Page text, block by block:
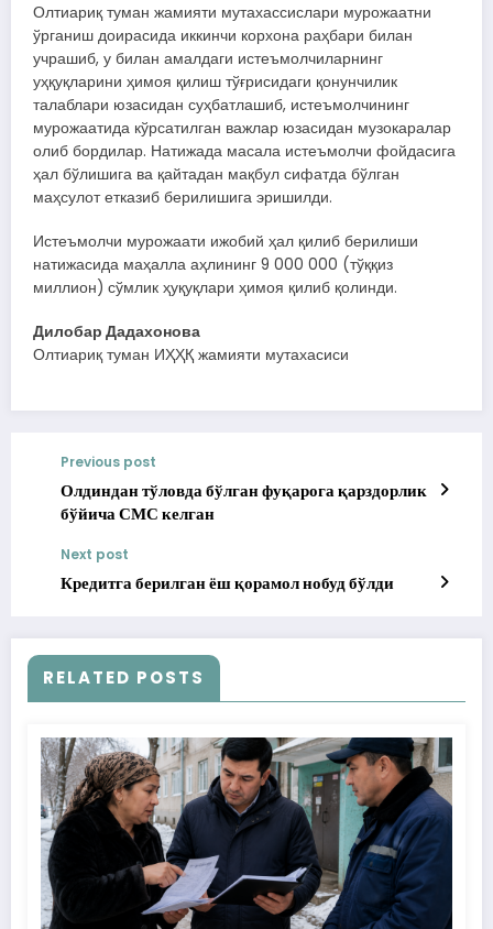
Олтиариқ туман жамияти мутахассислари мурожаатни
ўрганиш доирасида иккинчи корхона раҳбари билан
учрашиб, у билан амалдаги истеъмолчиларнинг
уҳқуқларини ҳимоя қилиш тўғрисидаги қонунчилик
талаблари юзасидан суҳбатлашиб, истеъмолчининг
мурожаатида кўрсатилган важлар юзасидан музокаралар
олиб бордилар. Натижада масала истеъмолчи фойдасига
ҳал бўлишига ва қайтадан мақбул сифатда бўлган
маҳсулот етказиб берилишига эришилди.
Истеъмолчи мурожаати ижобий ҳал қилиб берилиши
натижасида маҳалла аҳлининг 9 000 000 (тўққиз
миллион) сўмлик ҳуқуқлари ҳимоя қилиб қолинди.
Дилобар Дадахонова
Олтиариқ туман ИҲҲҚ жамияти мутахасиси
Previous post
Олдиндан тўловда бўлган фуқарога қарздорлик
бўйича СМС келган
Next post
Кредитга берилган ёш қорамол нобуд бўлди
RELATED POSTS